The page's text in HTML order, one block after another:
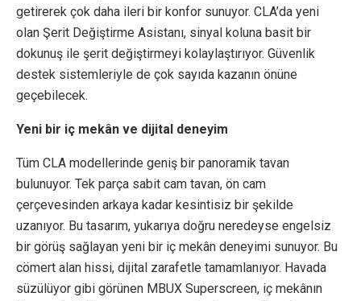
getirerek çok daha ileri bir konfor sunuyor. CLA’da yeni
olan Şerit Değiştirme Asistanı, sinyal koluna basit bir
dokunuş ile şerit değiştirmeyi kolaylaştırıyor. Güvenlik
destek sistemleriyle de çok sayıda kazanın önüne
geçebilecek.
Yeni bir iç mekân ve dijital deneyim
Tüm CLA modellerinde geniş bir panoramik tavan
bulunuyor. Tek parça sabit cam tavan, ön cam
çerçevesinden arkaya kadar kesintisiz bir şekilde
uzanıyor. Bu tasarım, yukarıya doğru neredeyse engelsiz
bir görüş sağlayan yeni bir iç mekân deneyimi sunuyor. Bu
cömert alan hissi, dijital zarafetle tamamlanıyor. Havada
süzülüyor gibi görünen MBUX Superscreen, iç mekânın